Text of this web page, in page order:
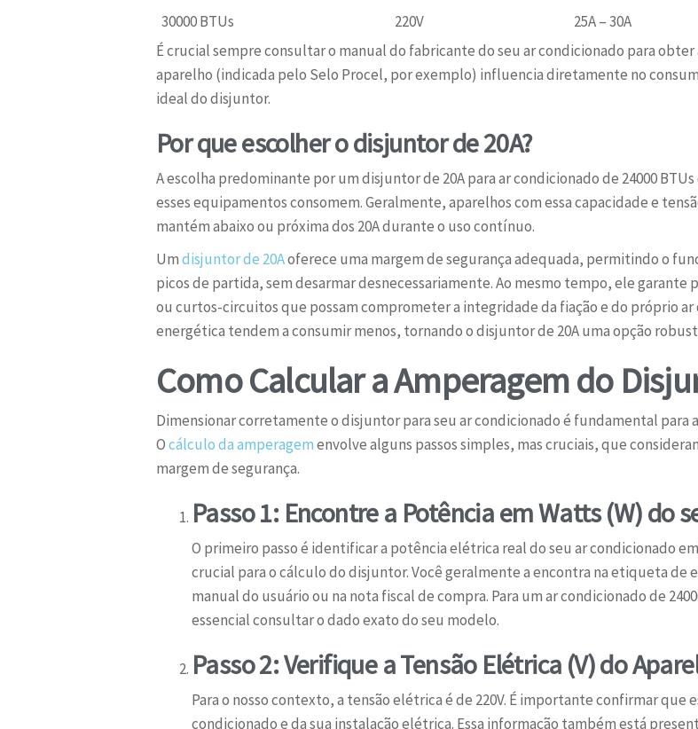
30000 BTUs
220V
25A – 30A
É crucial sempre consultar o manual do fabricante do seu ar condicionado para
aparelho (indicada pelo Selo Procel, por exemplo) influencia diretamente no
ideal do disjuntor.
Por que escolher o disjuntor de 20A?
A escolha predominante por um disjuntor de 20A para ar condicionado de 24000
esses equipamentos consomem. Geralmente, aparelhos com essa capacidade e
mantém abaixo ou próxima dos 20A durante o uso contínuo.
Umdisjuntor de 20Aoferece uma margem de segurança adequada, permitindo o
picos de partida, sem desarmar desnecessariamente. Ao mesmo tempo, ele
ou curtos-circuitos que possam comprometer a integridade da fiação e do próprio
energética tendem a consumir menos, tornando o disjuntor de 20A uma opção
Como Calcular a Amperagem do
Dimensionar corretamente o disjuntor para seu ar condicionado é fundamental
Ocálculo da amperagemenvolve alguns passos simples, mas cruciais, que
margem de segurança.
Passo 1: Encontre a Potência em Watts (W) do
O primeiro passo é identificar a potência elétrica real do seu ar condicionado
crucial para o cálculo do disjuntor. Você geralmente a encontra na etiqueta de
manual do usuário ou na nota fiscal de compra. Para um ar condicionado de
essencial consultar o dado exato do seu modelo.
Passo 2: Verifique a Tensão Elétrica (V) do
Para o nosso contexto, a tensão elétrica é de 220V. É importante confirmar que
condicionado e da sua instalação elétrica. Essa informação também está